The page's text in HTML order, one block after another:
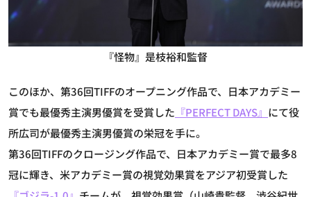
『怪物』是枝裕和監督
このほか、第36回TIFFのオープニング作品で、日本アカデミー
賞でも最優秀主演男優賞を受賞した 『PERFECT DAYS』 にて役
所広司が最優秀主演男優賞の栄冠を手に。
第36回TIFFのクロージング作品で、日本アカデミー賞で最多8
冠に輝き、米アカデミー賞の視覚効果賞をアジア初受賞した